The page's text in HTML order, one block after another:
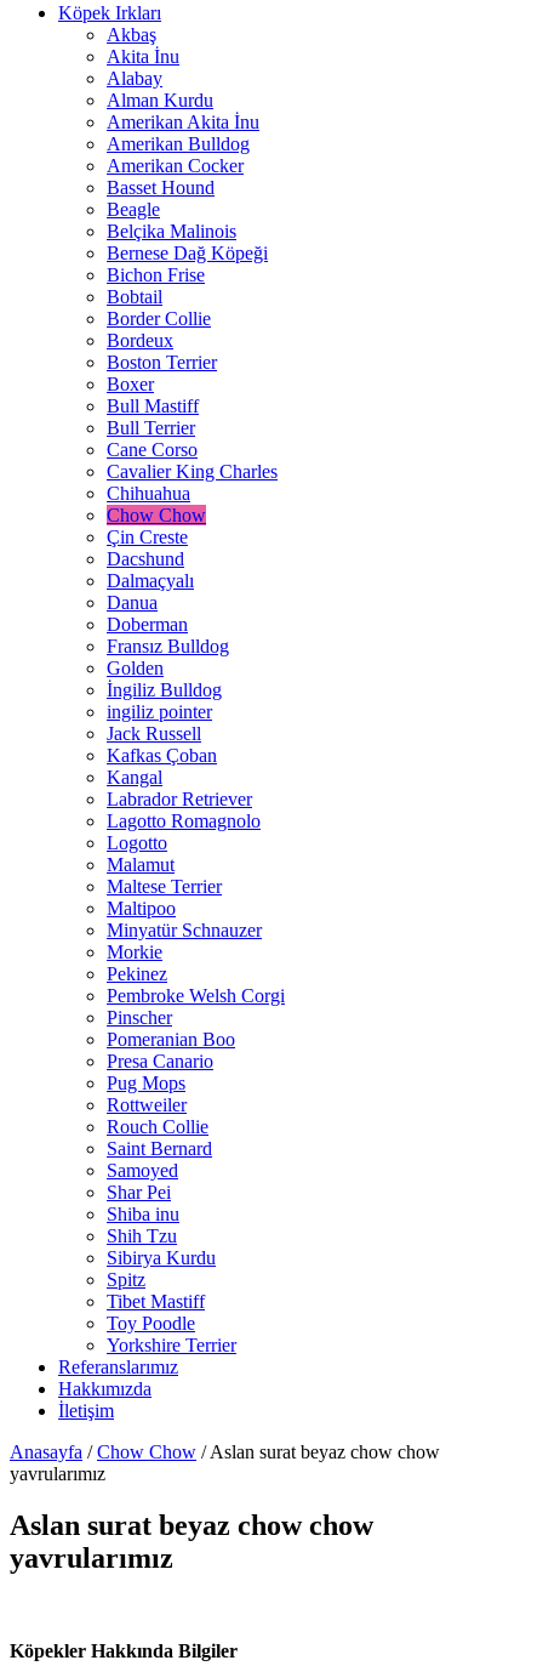
Köpek Irkları
Akbaş
Akita İnu
Alabay
Alman Kurdu
Amerikan Akita İnu
Amerikan Bulldog
Amerikan Cocker
Basset Hound
Beagle
Belçika Malinois
Bernese Dağ Köpeği
Bichon Frise
Bobtail
Border Collie
Bordeux
Boston Terrier
Boxer
Bull Mastiff
Bull Terrier
Cane Corso
Cavalier King Charles
Chihuahua
Chow Chow
Çin Creste
Dacshund
Dalmaçyalı
Danua
Doberman
Fransız Bulldog
Golden
İngiliz Bulldog
ingiliz pointer
Jack Russell
Kafkas Çoban
Kangal
Labrador Retriever
Lagotto Romagnolo
Logotto
Malamut
Maltese Terrier
Maltipoo
Minyatür Schnauzer
Morkie
Pekinez
Pembroke Welsh Corgi
Pinscher
Pomeranian Boo
Presa Canario
Pug Mops
Rottweiler
Rouch Collie
Saint Bernard
Samoyed
Shar Pei
Shiba inu
Shih Tzu
Sibirya Kurdu
Spitz
Tibet Mastiff
Toy Poodle
Yorkshire Terrier
Referanslarımız
Hakkımızda
İletişim
Anasayfa /Chow Chow /Aslan surat beyaz chow chow
yavrularımız
Aslan surat beyaz chow chow
yavrularımız
Köpekler Hakkında Bilgiler